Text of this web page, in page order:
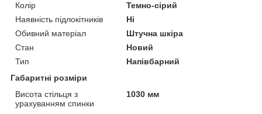
Колір
Темно-сірий
Наявність підлокітників
Ні
Обивний матеріал
Штучна шкіра
Стан
Новий
Тип
Напівбарний
Габаритні розміри
Висота стільця з
урахуванням спинки
1030 мм